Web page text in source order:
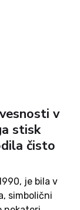
v
stisk
čisto
je bila v
simbolični